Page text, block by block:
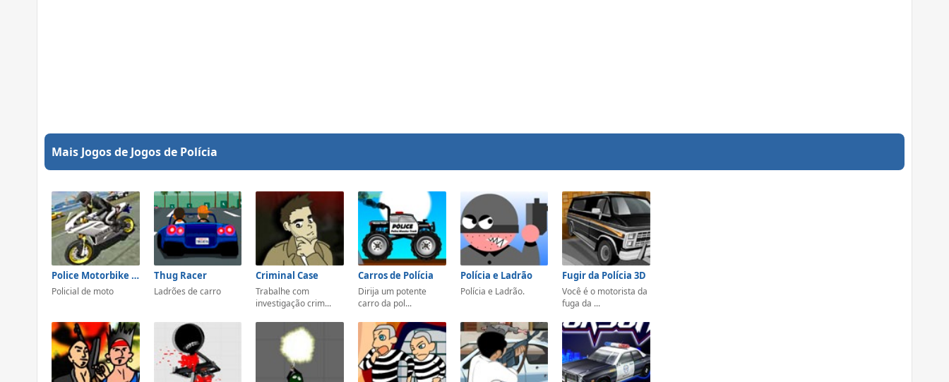
Mais Jogos de Jogos de Polícia
Police Motorbike Traffic Rider
Policial de moto
Thug Racer
Ladrões de carro
Criminal Case
Trabalhe com
investigação crim...
Carros de Polícia
Dirija um potente
carro da pol...
Polícia e Ladrão
Polícia e Ladrão.
Fugir da Polícia 3D
Você é o motorista da
fuga da ...